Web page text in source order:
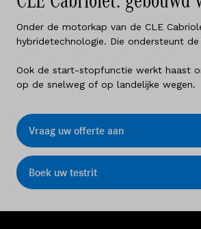
Onder de motorkap van de CLE
hybridetechnologie. Die ondersteunt
Ook de start-stopfunctie werkt haast
op de snelweg of op landelijke wegen.
Vraag uw offerte aan
Boek uw testrit